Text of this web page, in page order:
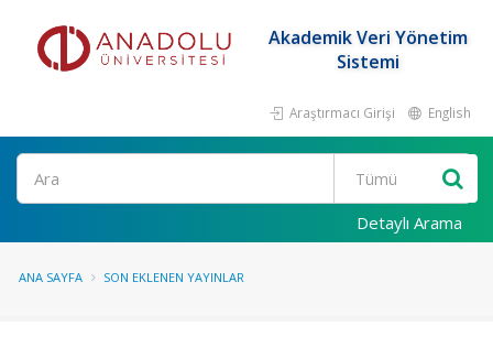
Akademik Veri Yönetim
Sistemi
Araştırmacı Girişi English
Ara
Detaylı Arama
ANA SAYFA SON EKLENEN YAYINLAR